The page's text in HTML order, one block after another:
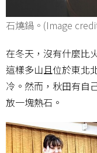
石燒鍋。(Image
在冬天，沒有什麼比
這樣多山且位於東北
冷。然而，秋田有自
放一塊熱石。